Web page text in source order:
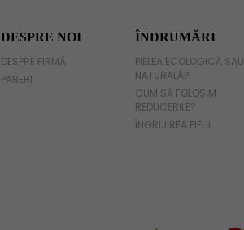
DESPRE NOI
DESPRE FIRMĂ
PARERI
ÎNDRUMĂRI
PIELEA ECOLOGICĂ SAU
NATURALĂ?
CUM SĂ FOLOSIM
REDUCERILE?
ÎNGRIJIREA PIELII